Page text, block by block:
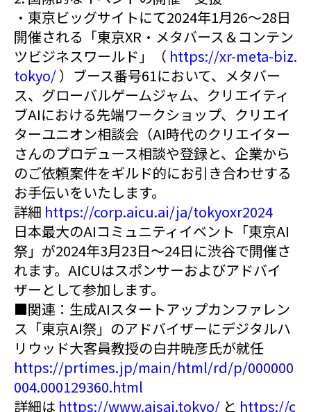
・東京ビッグサイトにて2024年1月26～28日
開催される「東京XR・メタバース＆コンテン
ツビジネスワールド」（ https://xr-meta-biz.
tokyo/）ブース番号61において、メタバー
ス、グローバルゲームジャム、クリエイティ
ブAIにおける先端ワークショップ、クリエイ
ターユニオン相談会（AI時代のクリエイター
さんのプロデュース相談や登録と、企業から
のご依頼案件をギルド的にお引き合わせする
お手伝いをいたします。
詳細 https://corp.aicu.ai/ja/tokyoxr2024
日本最大のAIコミュニティイベント「東京AI
祭」が2024年3月23日～24日に渋谷で開催さ
れます。AICUはスポンサーおよびアドバイ
ザーとして参加します。
■関連：生成AIスタートアップカンファレン
ス「東京AI祭」のアドバイザーにデジタルハ
リウッド大客員教授の白井暁彦氏が就任
https://prtimes.jp/main/html/rd/p/000000
004.000129360.html
詳細は https://www.aisai.tokyo/ と https://c